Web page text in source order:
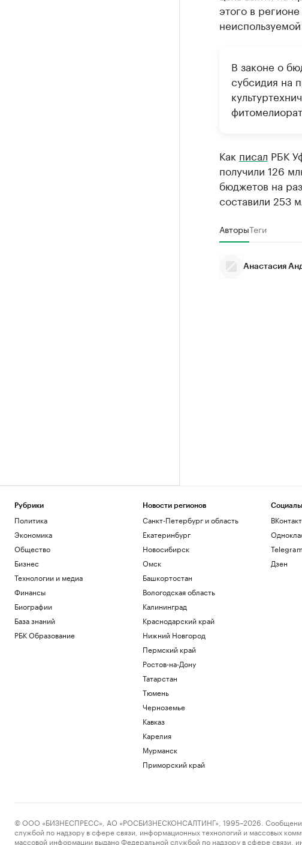
этого в
В законе о
субсидия на
Как писал РБК
получили 126
бюджетов на
составили 253
АвторыТеги
Анастасия
Рубрики
Политика
Экономика
Общество
Бизнес
Технологии и медиа
Финансы
Биографии
База знаний
РБК Образование
Новости регионов
Санкт-Петербург и область
Екатеринбург
Новосибирск
Омск
Башкортостан
Вологодская область
Калининград
Краснодарский край
Нижний Новгород
Пермский край
Ростов-на-Дону
Татарстан
Тюмень
Черноземье
Кавказ
Карелия
Мурманск
Приморский край
Telegram
Дзен
© ООО «БИЗНЕСПРЕСС», АО «РОСБИЗНЕСКОНСАЛТИНГ», 1995–2026. Сообщения и
службой по надзору в сфере связи, информационных технологий и массовых
массовой информации выдано Федеральной службой по надзору в сфере